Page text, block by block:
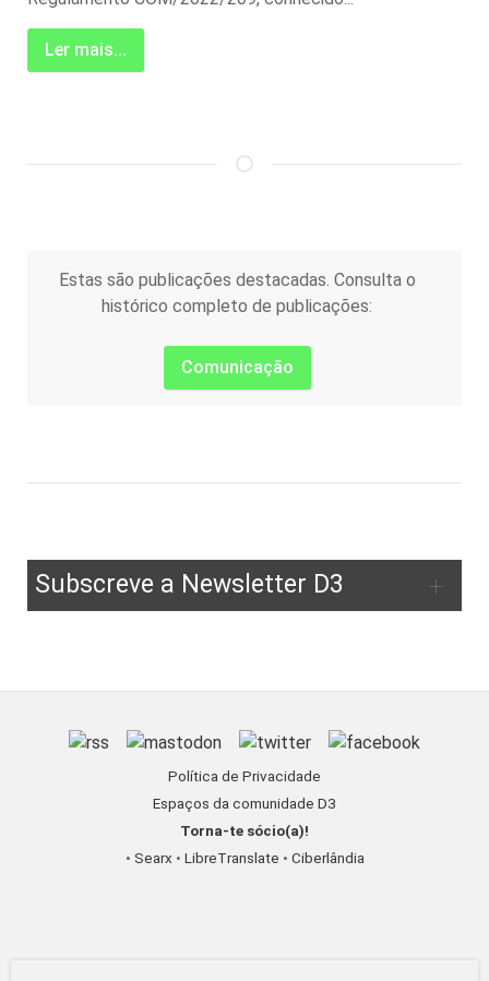
Ler mais...
Estas são publicações destacadas. Consulta o
histórico completo de publicações:
Comunicação
Subscreve a Newsletter D3
Política de Privacidade
Espaços da comunidade D3
Torna-te sócio(a)!
• Searx • LibreTranslate • Ciberlândia